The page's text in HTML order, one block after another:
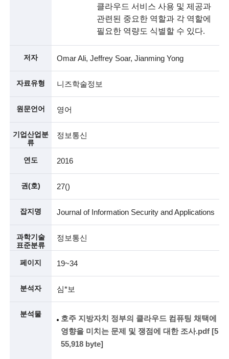
o
r
a
d
v
a
n
c
e
m
e
n
t
o
f
t
e
c
클라우드 서비스 사용 및 제공과
관련된 중요한 역할과 각 역할에
필요한 역량도 식별할 수 있다.
저자 Omar Ali, Jeffrey Soar, Jianming Yong
자료유형 니즈학술정보
원문언어 영어
기업산업분
류
정보통신
연도 2016
권(호) 27()
잡지명 Journal of Information Security and Applications
과학기술
표준분류
정보통신
페이지 19~34
분석자 심*보
분석물
호주 지방자치 정부의 클라우드 컴퓨팅 채택에
영향을 미치는 문제 및 쟁점에 대한 조사.pdf [5
55,918 byte]